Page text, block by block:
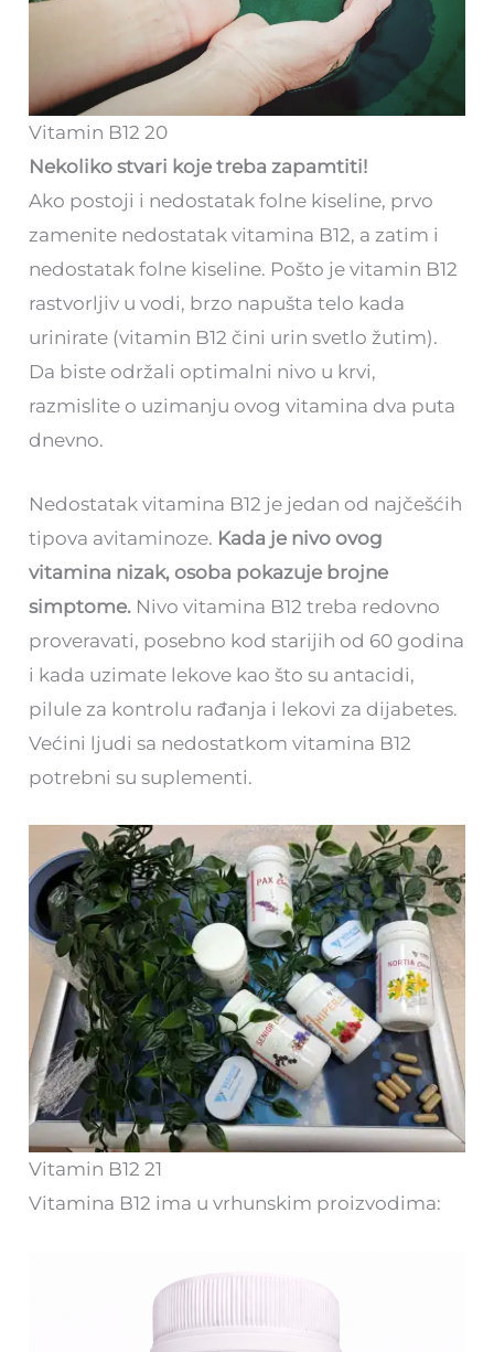
Vitamin B12 20
Nekoliko stvari koje treba zapamtiti!
Ako postoji i nedostatak folne kiseline, prvo
zamenite nedostatak vitamina B12, a zatim i
nedostatak folne kiseline. Pošto je vitamin B12
rastvorljiv u vodi, brzo napušta telo kada
urinirate (vitamin B12 čini urin svetlo žutim).
Da biste održali optimalni nivo u krvi,
razmislite o uzimanju ovog vitamina dva puta
dnevno.
Nedostatak vitamina B12 je jedan od najčešćih
tipova avitaminoze. Kada je nivo ovog
vitamina nizak, osoba pokazuje brojne
simptome. Nivo vitamina B12 treba redovno
proveravati, posebno kod starijih od 60 godina
i kada uzimate lekove kao što su antacidi,
pilule za kontrolu rađanja i lekovi za dijabetes.
Većini ljudi sa nedostatkom vitamina B12
potrebni su suplementi.
Vitamin B12 21
Vitamina B12 ima u vrhunskim proizvodima: